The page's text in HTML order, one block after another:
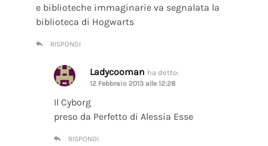
e biblioteche immaginarie va segnalata la
biblioteca di Hogwarts
RISPONDI
Ladycooman ha detto:
12 Febbraio 2013 alle 12:28
Il Cyborg
preso da Perfetto di Alessia Esse
RISPONDI